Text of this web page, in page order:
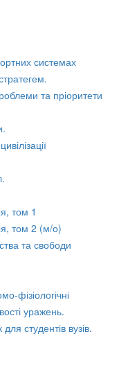
системах
та пріоритети
том 1
том 2 (м/о)
та свободи
фізіологічні
уражень.
студентів вузів.